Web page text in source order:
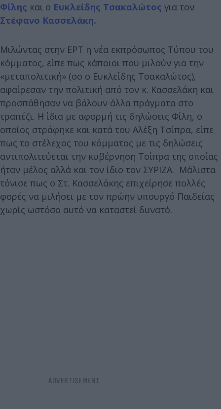
Φίλης και ο Ευκλείδης Τσακαλώτος για τον
Στέφανο Κασσελάκη.
Μιλώντας στην ΕΡΤ η νέα εκπρόσωπος Τύπου του
κόμματος, είπε πως κάποιοι που μιλούν για την
«μεταπολιτική» (σσ ο Ευκλείδης Τσακαλώτος),
αφαίρεσαν την πολιτική από τον κ. Κασσελάκη και
προσπάθησαν να βάλουν άλλα πράγματα στο
τραπέζι. Η ίδια με αφορμή τις δηλώσεις Φίλη, ο
οποίος στράφηκε και κατά του Αλέξη Τσίπρα, είπε
πως το στέλεχος του κόμματος με τις δηλώσεις
αντιπολιτεύεται την κυβέρνηση Τσίπρα της οποίας
ήταν μέλος αλλά και τον ίδιο τον ΣΥΡΙΖΑ. Μάλιστα
τόνισε πως ο Στ. Κασσελάκης επιχείρησε πολλές
φορές να μιλήσει με τον πρώην υπουργό Παιδείας
χωρίς ωστόσο αυτό να καταστεί δυνατό.